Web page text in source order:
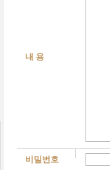
내 용
비밀번호